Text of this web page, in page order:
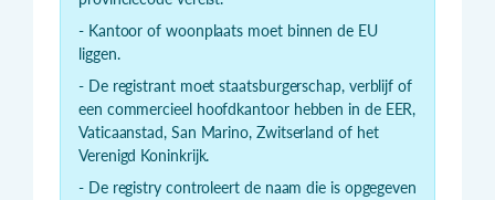
- Kantoor of woonplaats moet binnen de EU
liggen.
- De registrant moet staatsburgerschap, verblijf of
een commercieel hoofdkantoor hebben in de EER,
Vaticaanstad, San Marino, Zwitserland of het
Verenigd Koninkrijk.
- De registry controleert de naam die is opgegeven